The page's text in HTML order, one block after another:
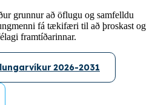
grunnur að öflugu og samfelldu
fá tækifæri til að þroskast og
framtíðarinnar.
2026-2031